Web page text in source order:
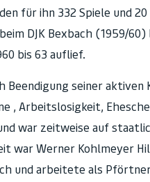
für ihn 332 Spiele und
DJK Bexbach (1959/
bis 63 auflief.
Beendigung seiner
Arbeitslosigkeit,
war zeitweise auf
war Werner Kohlmeyer
und arbeitete als